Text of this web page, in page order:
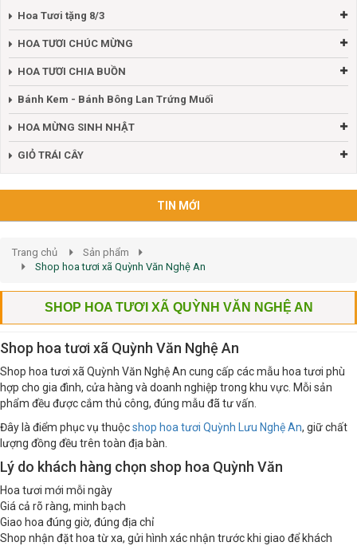
Hoa Tươi tặng 8/3
HOA TƯƠI CHÚC MỪNG
HOA TƯƠI CHIA BUỒN
Bánh Kem - Bánh Bông Lan Trứng Muối
HOA MỪNG SINH NHẬT
GIỎ TRÁI CÂY
TIN MỚI
Trang chủ
Sản phẩm
Shop hoa tươi xã Quỳnh Văn Nghệ An
SHOP HOA TƯƠI XÃ QUỲNH VĂN NGHỆ AN
Shop hoa tươi xã Quỳnh Văn Nghệ An
Shop hoa tươi xã Quỳnh Văn Nghệ An cung cấp các mẫu hoa tươi phù
hợp cho gia đình, cửa hàng và doanh nghiệp trong khu vực. Mỗi sản
phẩm đều được cắm thủ công, đúng mẫu đã tư vấn.
Đây là điểm phục vụ thuộcshop hoa tươi Quỳnh Lưu Nghệ An, giữ chất
lượng đồng đều trên toàn địa bàn.
Lý do khách hàng chọn shop hoa Quỳnh Văn
Hoa tươi mới mỗi ngày
Giá cả rõ ràng, minh bạch
Giao hoa đúng giờ, đúng địa chỉ
Shop nhận đặt hoa từ xa, gửi hình xác nhận trước khi giao để khách